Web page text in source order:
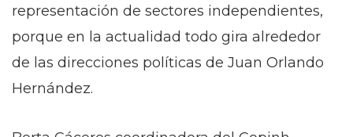
representación de sectores independientes,
porque en la actualidad todo gira alrededor
de las direcciones políticas de Juan Orlando
Hernández.